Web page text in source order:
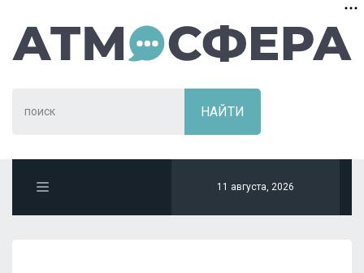
11 августа, 2026